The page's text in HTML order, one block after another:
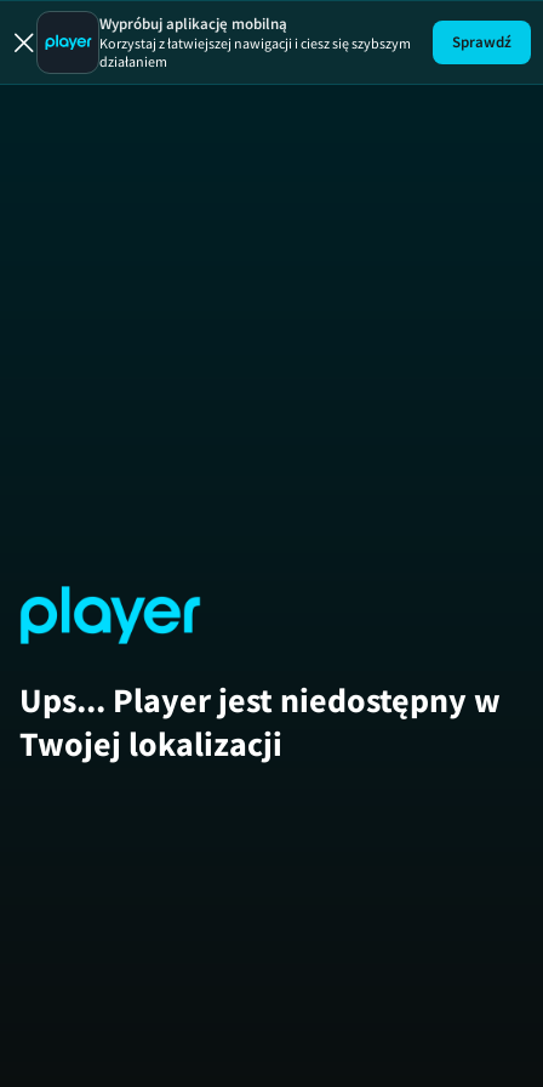
Uwaga!
Wypróbuj aplikację mobilną
Korzystaj z łatwiejszej nawigacji i ciesz się szybszym
działaniem
Sprawdź
Ups... Player jest niedostępny w
Twojej lokalizacji